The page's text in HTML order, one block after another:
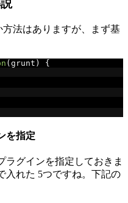
法はありますが、まず基
( grunt )
{
を指定
ラグインを指定しておきま
入れた 5つですね。下記の